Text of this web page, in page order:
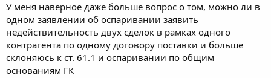
У меня наверное даже больше вопрос о том, можно ли в
одном заявлении об оспаривании заявить
недействительность двух сделок в рамках одного
контрагента по одному договору поставки и больше
склоняюсь к ст. 61.1 и оспаривании по общим
основаниям ГК